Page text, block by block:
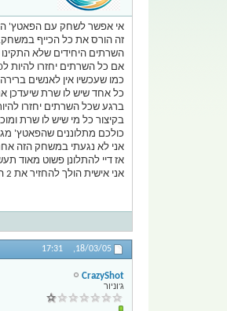
אי אפשר לשחק עם הפאטץ'
זה הורס את כל הכייף
השרתים היחידים שלא התקינו בהם את הפאטץ'
אם כל השרתים יחזרו להיות ל340 כולם יחזרו לשחק ב340 כי לא יהיה לאף אחד שום ברירה אחרת
כמו שעכשיו אין לאנשים
כל אחד שיש לו שרת שיעדכן
ברגע שכל השרתים יחזרו להיות 340 כולם
בקיצור כל מי שיש לו שרת
כולכם מתלוננים שהפאטץ'
אני לא נגעתי במשחק הזה
אז דיי להתלונן פשוט מאוד
אני אישית הולך להחזיר את 2 השרתי דמו של LinuxServ ל340 ככה שאנשים פה יתחילו לזרום..
18/03/05,
17:31
CrazyShot
ג'וניור